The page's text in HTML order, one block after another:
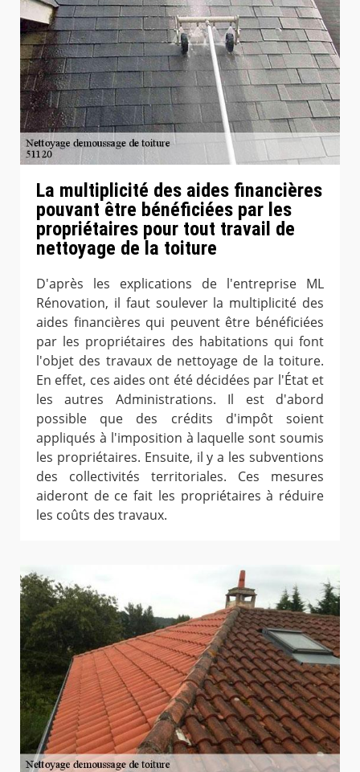
La multiplicité des aides financières
pouvant être bénéficiées par les
propriétaires pour tout travail de
nettoyage de la toiture
D'après les explications de l'entreprise ML
Rénovation, il faut soulever la multiplicité des
aides financières qui peuvent être bénéficiées
par les propriétaires des habitations qui font
l'objet des travaux de nettoyage de la toiture.
En effet, ces aides ont été décidées par l'État et
les autres Administrations. Il est d'abord
possible que des crédits d'impôt soient
appliqués à l'imposition à laquelle sont soumis
les propriétaires. Ensuite, il y a les subventions
des collectivités territoriales. Ces mesures
aideront de ce fait les propriétaires à réduire
les coûts des travaux.